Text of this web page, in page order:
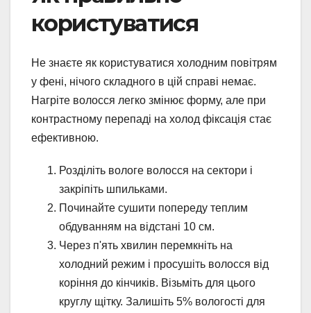
користуватися
Не знаєте як користуватися холодним повітрям
у фені, нічого складного в цій справі немає.
Нагріте волосся легко змінює форму, але при
контрастному перепаді на холод фіксація стає
ефективною.
Розділіть вологе волосся на сектори і
закріпіть шпильками.
Починайте сушити попереду теплим
обдуванням на відстані 10 см.
Через п'ять хвилин перемкніть на
холодний режим і просушіть волосся від
коріння до кінчиків. Візьміть для цього
круглу щітку. Залишіть 5% вологості для